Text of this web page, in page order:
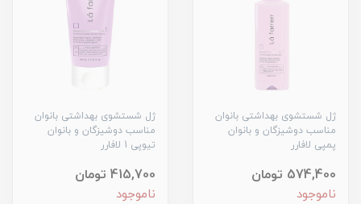
ژل شستشوی بهداشتی بانوان
مناسب دوشیزگان و بانوان
پمپی لافارر
574,400 تومان
ناموجود
ژل شستشوی بهداشتی بانوان
مناسب دوشیزگان و بانوان
تیوپی 1 لافارر
415,700 تومان
ناموجود